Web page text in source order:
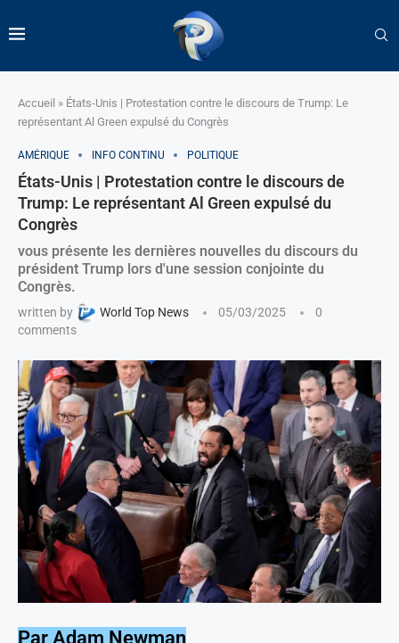
Accueil » États-Unis | Protestation contre le discours de Trump: Le
représentant Al Green expulsé du Congrès
AMÉRIQUE INFO CONTINU POLITIQUE
États-Unis | Protestation contre le discours de
Trump: Le représentant Al Green expulsé du
Congrès
vous présente les dernières nouvelles du discours du
président Trump lors d'une session conjointe du
Congrès.
written by World Top News 05/03/2025
0
comments
Par Adam Newman